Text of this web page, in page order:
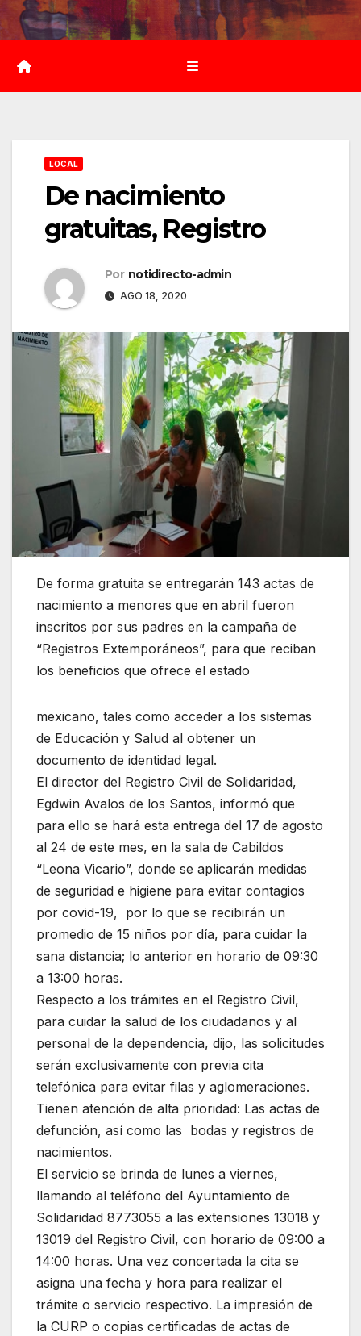
Saltar
al
contenido
LOCAL
De nacimiento
gratuitas, Registro
Por notidirecto-admin
AGO 18, 2020
De forma gratuita se entregarán 143 actas de
nacimiento a menores que en abril fueron
inscritos por sus padres en la campaña de
“Registros Extemporáneos”, para que reciban
los beneficios que ofrece el estado
mexicano, tales como acceder a los sistemas
de Educación y Salud al obtener un
documento de identidad legal.
El director del Registro Civil de Solidaridad,
Egdwin Avalos de los Santos, informó que
para ello se hará esta entrega del 17 de agosto
al 24 de este mes, en la sala de Cabildos
“Leona Vicario”, donde se aplicarán medidas
de seguridad e higiene para evitar contagios
por covid-19, por lo que se recibirán un
promedio de 15 niños por día, para cuidar la
sana distancia; lo anterior en horario de 09:30
a 13:00 horas.
Respecto a los trámites en el Registro Civil,
para cuidar la salud de los ciudadanos y al
personal de la dependencia, dijo, las solicitudes
serán exclusivamente con previa cita
telefónica para evitar filas y aglomeraciones.
Tienen atención de alta prioridad: Las actas de
defunción, así como las bodas y registros de
nacimientos.
El servicio se brinda de lunes a viernes,
llamando al teléfono del Ayuntamiento de
Solidaridad 8773055 a las extensiones 13018 y
13019 del Registro Civil, con horario de 09:00 a
14:00 horas. Una vez concertada la cita se
asigna una fecha y hora para realizar el
trámite o servicio respectivo. La impresión de
la CURP o copias certificadas de actas de